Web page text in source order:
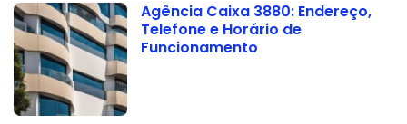
Agência Caixa 3880: Endereço,
Telefone e Horário de
Funcionamento